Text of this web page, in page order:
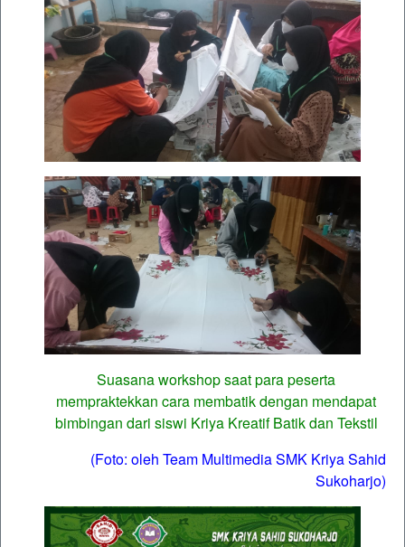
Suasana workshop saat para peserta
mempraktekkan cara membatik dengan mendapat
bimbingan dari siswi Kriya Kreatif Batik dan Tekstil
(Foto: oleh Team Multimedia SMK Kriya Sahid
Sukoharjo)